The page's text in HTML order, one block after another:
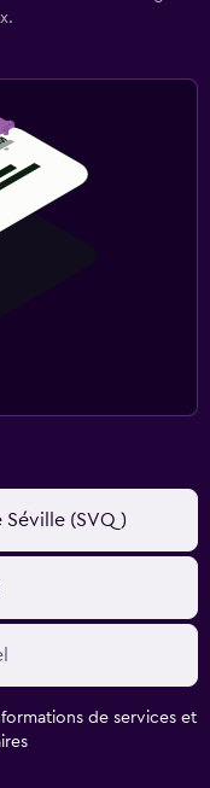
Séville (SVQ)
de services et